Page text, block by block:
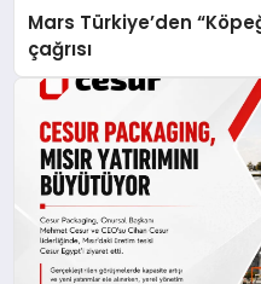
Mars Türkiye’den
çağrısı